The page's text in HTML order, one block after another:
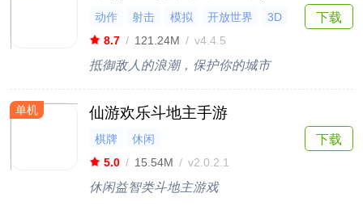
动作 射击 模拟 开放世界
3D
8.7 / 121.24M / v4.4.5
抵御敌人的浪潮，保护你的城市
下载
单机 仙游欢乐斗地主手游
棋牌
休闲
5.0 / 15.54M / v2.0.2.1
休闲益智类斗地主游戏
下载